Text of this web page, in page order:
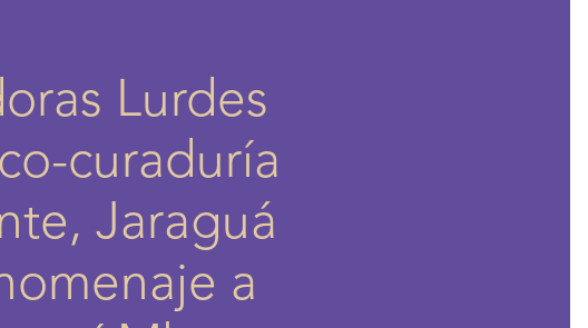
Lurdes
curaduría
Jaraguá
a